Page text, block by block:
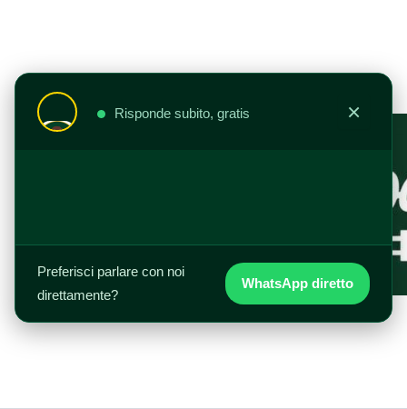
Risponde subito, gratis ×
Preferisci parlare con noi
direttamente?
WhatsApp diretto